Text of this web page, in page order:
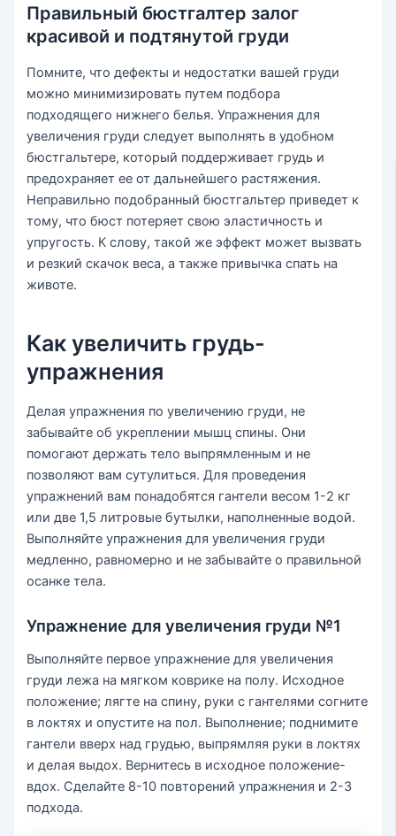
Правильный бюстгалтер залог
красивой и подтянутой груди
Помните, что дефекты и недостатки вашей груди
можно минимизировать путем подбора
подходящего нижнего белья. Упражнения для
увеличения груди следует выполнять в удобном
бюстгальтере, который поддерживает грудь и
предохраняет ее от дальнейшего растяжения.
Неправильно подобранный бюстгальтер приведет к
тому, что бюст потеряет свою эластичность и
упругость. К слову, такой же эффект может вызвать
и резкий скачок веса, а также привычка спать на
животе.
Как увеличить грудь-
упражнения
Делая упражнения по увеличению груди, не
забывайте об укреплении мышц спины. Они
помогают держать тело выпрямленным и не
позволяют вам сутулиться. Для проведения
упражнений вам понадобятся гантели весом 1-2 кг
или две 1,5 литровые бутылки, наполненные водой.
Выполняйте упражнения для увеличения груди
медленно, равномерно и не забывайте о правильной
осанке тела.
Упражнение для увеличения груди №1
Выполняйте первое упражнение для увеличения
груди лежа на мягком коврике на полу. Исходное
положение; лягте на спину, руки с гантелями согните
в локтях и опустите на пол. Выполнение; поднимите
гантели вверх над грудью, выпрямляя руки в локтях
и делая выдох. Вернитесь в исходное положение-
вдох. Сделайте 8-10 повторений упражнения и 2-3
подхода.